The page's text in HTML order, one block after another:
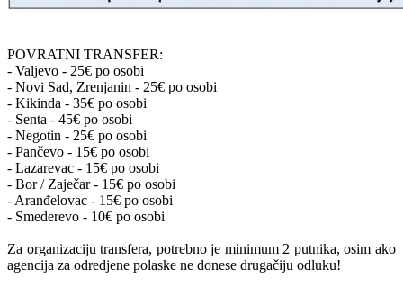
POVRATNI TRANSFER:
- Valjevo - 25€ po osobi
- Novi Sad, Zrenjanin - 25€ po osobi
- Kikinda - 35€ po osobi
- Senta - 45€ po osobi
- Negotin - 25€ po osobi
- Pančevo - 15€ po osobi
- Lazarevac - 15€ po osobi
- Bor / Zaječar - 15€ po osobi
- Aranđelovac - 15€ po osobi
- Smederevo - 10€ po osobi
Za organizaciju transfera, potrebno je minimum 2 putnika, osim ako
agencija za odredjene polaske ne donese drugačiju odluku!